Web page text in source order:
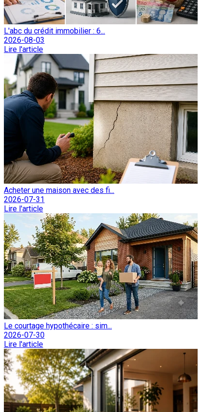
L'abc du crédit immobilier : 6...
2026-08-03
Lire l'article
Acheter une maison avec des fi...
2026-07-31
Lire l'article
Le courtage hypothécaire : sim...
2026-07-30
Lire l'article